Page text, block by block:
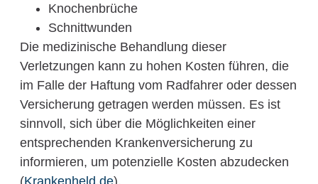
Knochenbrüche
Schnittwunden
Die medizinische Behandlung dieser
Verletzungen kann zu hohen Kosten führen, die
im Falle der Haftung vom Radfahrer oder dessen
Versicherung getragen werden müssen. Es ist
sinnvoll, sich über die Möglichkeiten einer
entsprechenden Krankenversicherung zu
informieren, um potenzielle Kosten abzudecken
(Krankenheld.de).